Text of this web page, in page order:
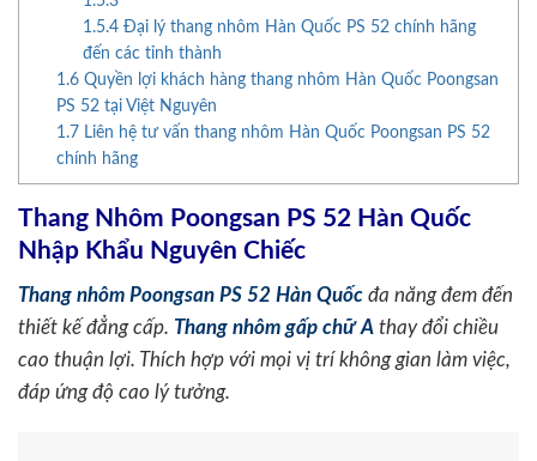
1.5.4Đại lý thang nhôm Hàn Quốc PS 52 chính hãng
đến các tỉnh thành
1.6 Quyền lợi khách hàng thang nhôm Hàn Quốc Poongsan
PS 52 tại Việt Nguyên
1.7 Liên hệ tư vấn thang nhôm Hàn Quốc Poongsan PS 52
chính hãng
Thang Nhôm Poongsan PS 52 Hàn Quốc
Nhập Khẩu Nguyên Chiếc
Thang nhôm Poongsan PS 52 Hàn Quốc đa năng đem đến
thiết kế đẳng cấp. Thang nhôm gấp chữ A thay đổi chiều
cao thuận lợi. Thích hợp với mọi vị trí không gian làm việc,
đáp ứng độ cao lý tưởng.